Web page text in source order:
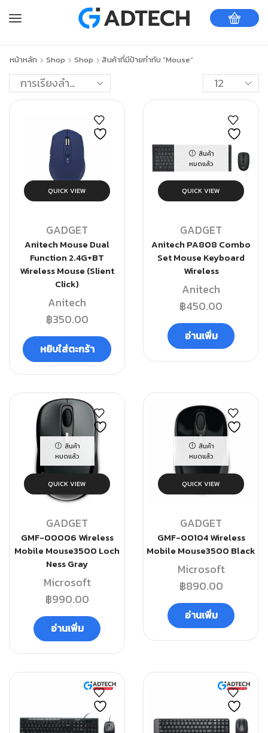
หน้าหลัก Shop Shop สินค้าที่มีป้ายกำกับ “Mouse”
QUICK VIEW
GADGET
Anitech Mouse Dual
Function 2.4G+BT
Wireless Mouse (Slient
Click)
Anitech
฿350.00
หยิบใส่ตะกร้า
สินค้า
หมดแล้ว
QUICK VIEW
GADGET
Anitech PA808 Combo
Set Mouse Keyboard
Wireless
Anitech
฿450.00
อ่านเพิ่ม
สินค้า
หมดแล้ว
QUICK VIEW
GADGET
GMF-00006 Wireless
Mobile Mouse3500 Loch
Ness Gray
Microsoft
฿990.00
อ่านเพิ่ม
สินค้า
หมดแล้ว
QUICK VIEW
GADGET
GMF-00104 Wireless
Mobile Mouse3500 Black
Microsoft
฿890.00
อ่านเพิ่ม